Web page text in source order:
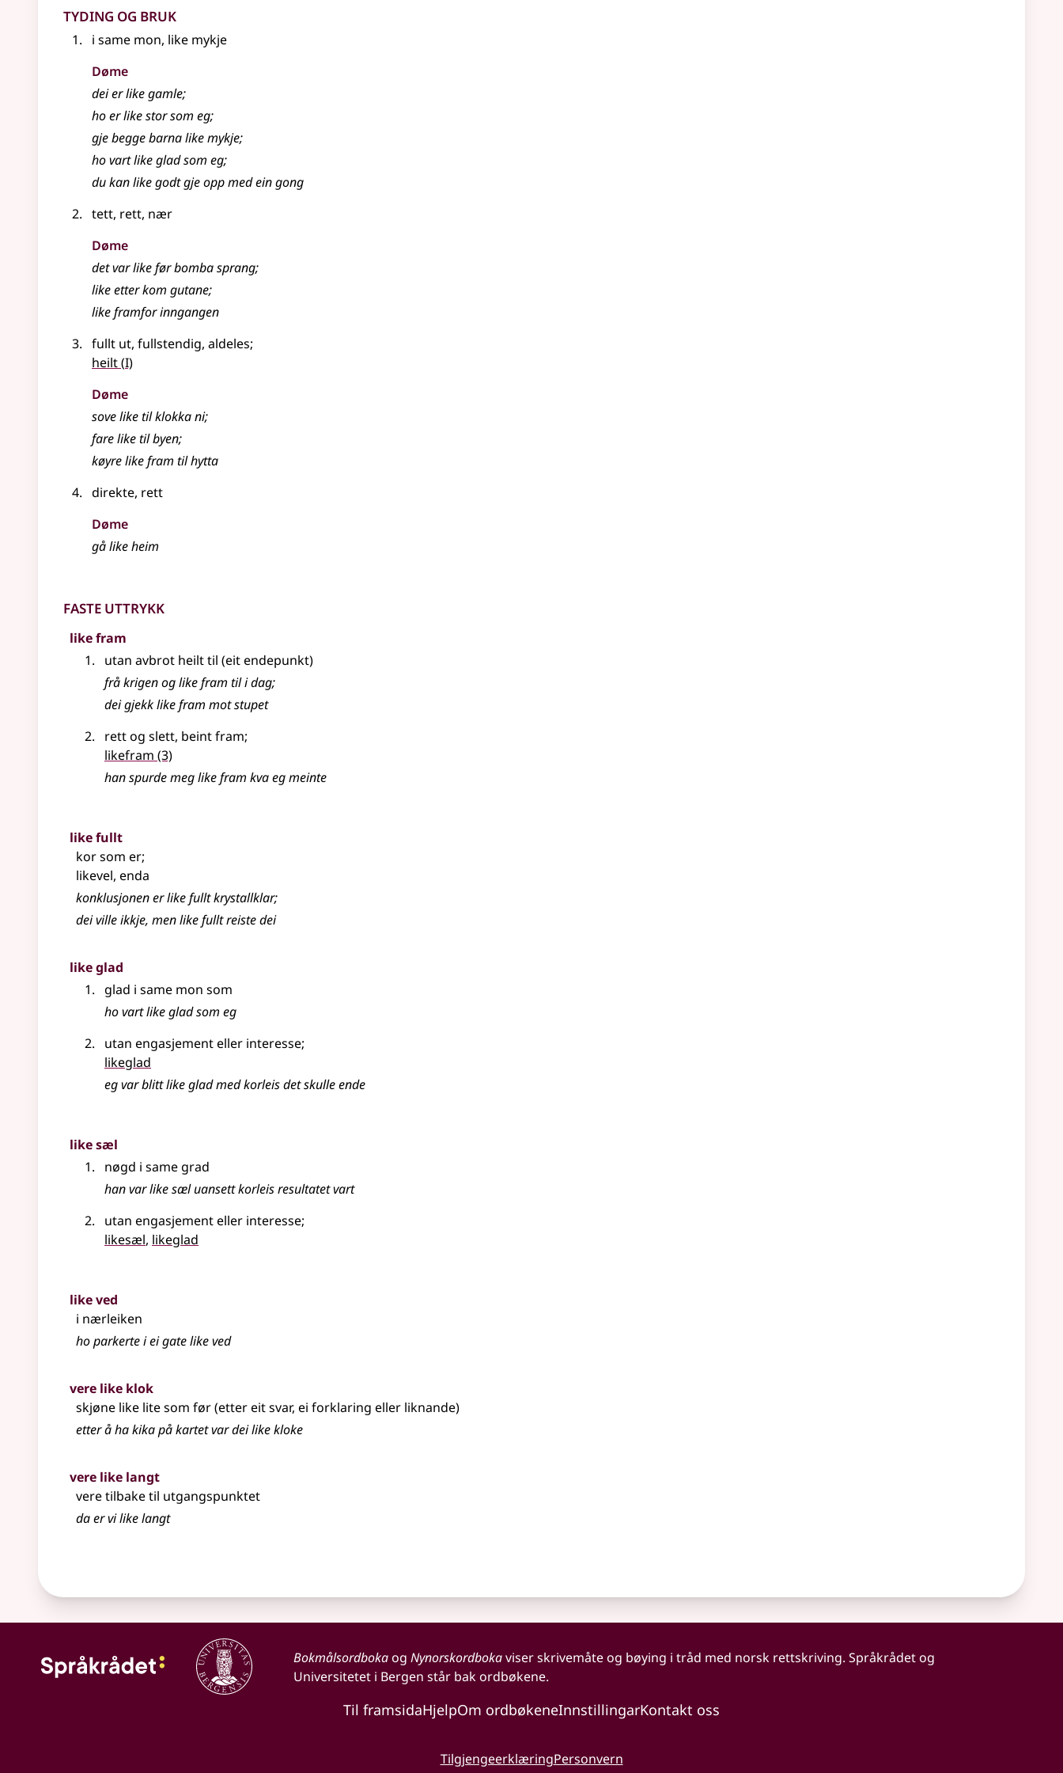
Tyding og bruk
i same mon, like mykje
Døme
dei er like gamle;
ho er like stor som eg;
gje begge barna like mykje;
ho vart like glad som eg;
du kan like godt gje opp med ein gong
tett, rett, nær
Døme
det var like før bomba sprang;
like etter kom gutane;
like framfor inngangen
fullt ut, fullstendig, aldeles;
heilt(1
I)
Døme
sove like til klokka ni;
fare like til byen;
køyre like fram til hytta
direkte, rett
Døme
gå like heim
Faste uttrykk
like fram
utan avbrot heilt til (eit endepunkt)
frå krigen og like fram til i dag;
dei gjekk like fram mot stupet
rett og slett, beint fram;
likefram (3)
han spurde meg like fram kva eg meinte
like fullt
kor som er;
likevel, enda
konklusjonen er like fullt krystallklar;
dei ville ikkje, men like fullt reiste dei
like glad
glad i same mon som
ho vart like glad som eg
utan engasjementeller interesse;
likeglad
eg var blitt like glad med korleis det skulle ende
like sæl
nøgd i same grad
han var like sæl uansett korleis resultatet vart
utan engasjementeller interesse;
likesæl, likeglad
like ved
i nærleiken
ho parkerte i ei gate like ved
vere like klok
skjøne like lite som før (etter eit svar, ei forklaring eller liknande)
etter å ha kika på kartet var dei like kloke
vere like langt
vere tilbake til utgangspunktet
da er vi like langt
Bokmålsordbokaog Nynorskordbokaviser skrivemåte og bøying i tråd med norsk rettskriving. Språkrådet og
Universitetet i Bergen står bak ordbøkene.
Til framsidaHjelpOm ordbøkeneInnstillingarKontakt oss
TilgjengeerklæringPersonvern